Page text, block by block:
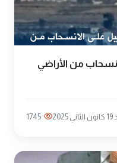
من الأراضي
1745